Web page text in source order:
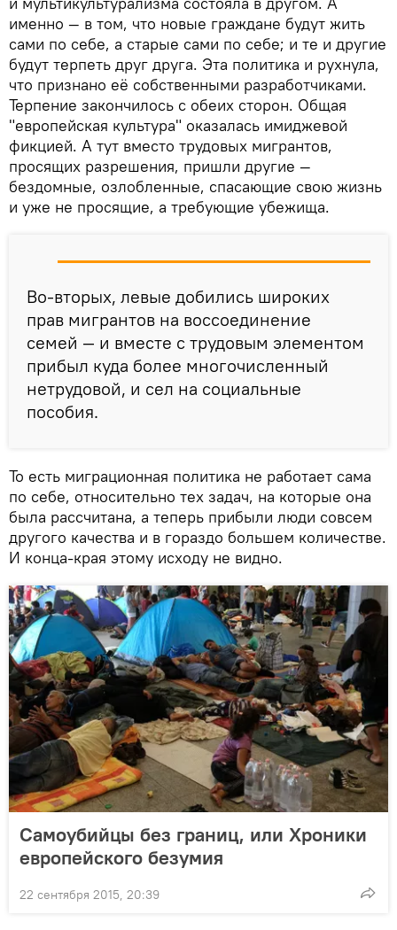
именно — в том, что новые граждане будут жить
сами по себе, а старые сами по себе; и те и другие
будут терпеть друг друга. Эта политика и рухнула,
что признано её собственными разработчиками.
Терпение закончилось с обеих сторон. Общая
"европейская культура" оказалась имиджевой
фикцией. А тут вместо трудовых мигрантов,
просящих разрешения, пришли другие —
бездомные, озлобленные, спасающие свою жизнь
и уже не просящие, а требующие убежища.
Во-вторых, левые добились широких
прав мигрантов на воссоединение
семей — и вместе с трудовым элементом
прибыл куда более многочисленный
нетрудовой, и сел на социальные
пособия.
То есть миграционная политика не работает сама
по себе, относительно тех задач, на которые она
была рассчитана, а теперь прибыли люди совсем
другого качества и в гораздо большем количестве.
И конца-края этому исходу не видно.
Самоубийцы без границ, или Хроники
европейского безумия
22 сентября 2015, 20:39